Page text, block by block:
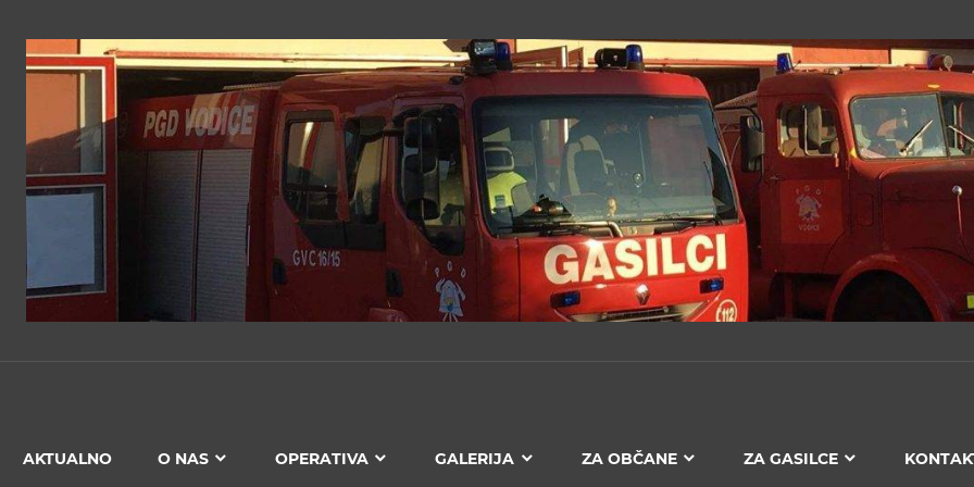
AKTUALNO O NAS OPERATIVA GALERIJA ZA OBČANE ZA GASILCE